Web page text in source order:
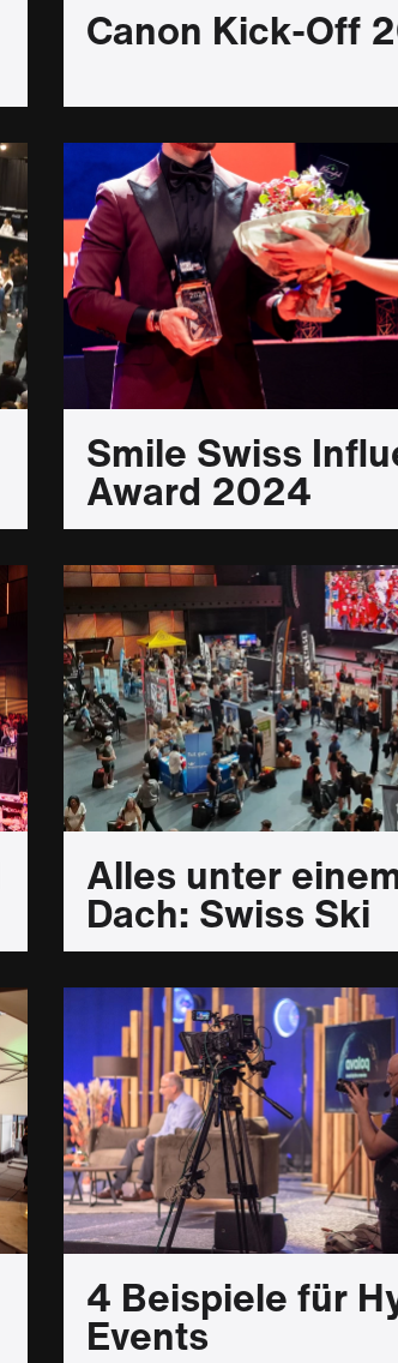
Canon Kick-Off
Smile Swiss
Award 2024
Alles unter
Dach: Swiss Ski
4 Beispiele für
Events